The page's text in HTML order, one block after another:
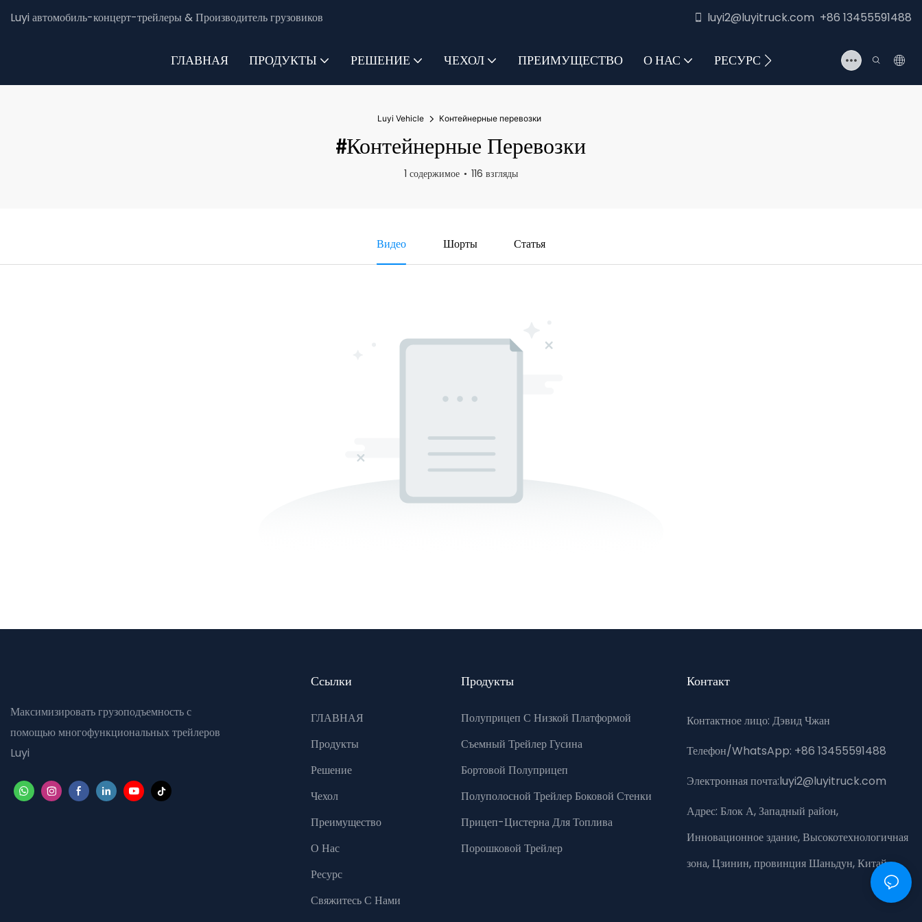
Luyi автомобиль-концерт-трейлеры & Производитель грузовиков luyi2@luyitruck.com +86 13455591488
ГЛАВНАЯ ПРОДУКТЫ РЕШЕНИЕ ЧЕХОЛ ПРЕИМУЩЕСТВО О НАС РЕСУРС СВЯЖИТЕСЬ С НАМИ
Luyi Vehicle Контейнерные перевозки
#Контейнерные Перевозки
1 содержимое 116 взгляды
Видео Шорты Статья
Максимизировать грузоподъемность с
помощью многофункциональных трейлеров
Luyi
Ссылки
ГЛАВНАЯ
Продукты
Решение
Чехол
Преимущество
О Нас
Ресурс
Свяжитесь С Нами
Продукты
Полуприцеп С Низкой Платформой
Съемный Трейлер Гусина
Бортовой Полуприцеп
Полуполосной Трейлер Боковой Стенки
Прицеп-Цистерна Для Топлива
Порошковой Трейлер
Контакт
Контактное лицо: Дэвид Чжан
Телефон/WhatsApp: +86 13455591488
Электронная почта:luyi2@luyitruck.com
Адрес: Блок А, Западный район,
Инновационное здание, Высокотехнологичная
зона, Цзинин, провинция Шаньдун, Китай.